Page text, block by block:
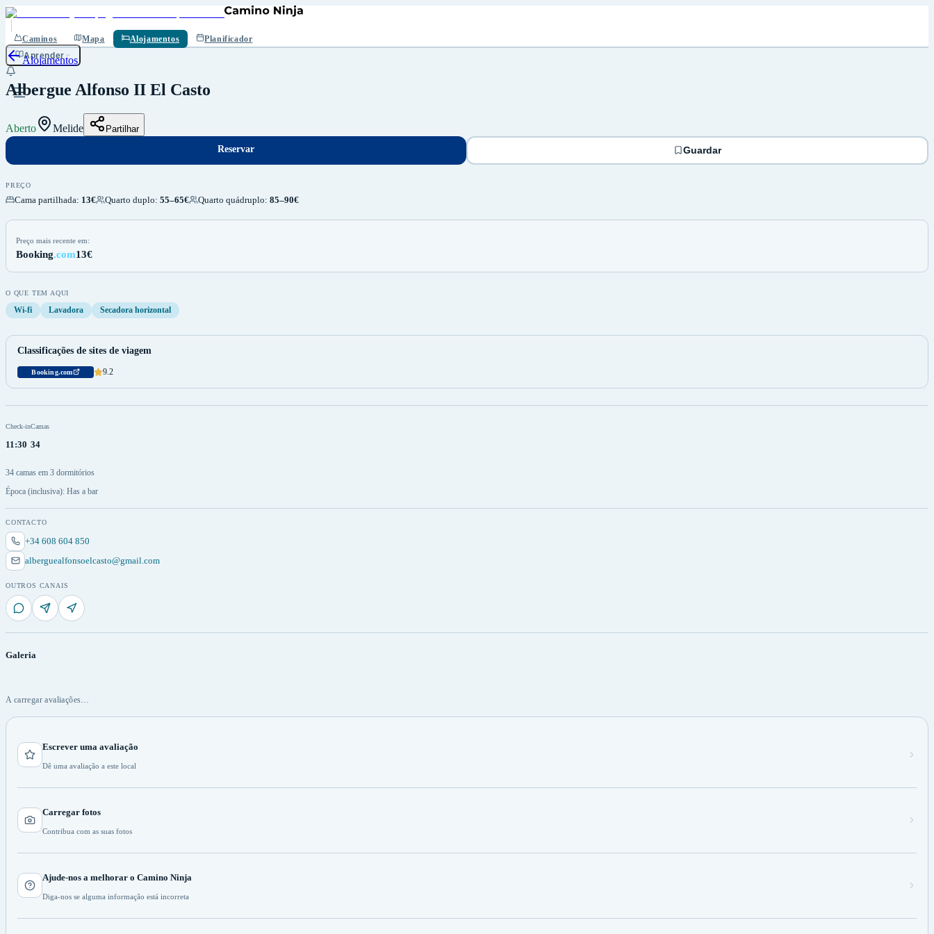
Caminos Mapa Alojamentos
Planificador
Aprender
Alojamentos
Albergue Alfonso II El Casto
Aberto Melide Partilhar
Reservar Guardar
Reservar Guardar
PREÇO
Cama partilhada: 13€ Quarto duplo: 55–65€ Quarto quádruplo: 85–90€
Preço mais recente em:
Booking.com13€
O QUE TEM AQUI
Wi-fi Lavadora Secadora horizontal
Classificações de sites de viagem
Booking.com 9.2
Check-in
11:30
Camas
34
34 camas em 3 dormitórios
Época (inclusiva): Has a bar
CONTACTO
+34 608 604 850
alberguealfonsoelcasto@gmail.com
OUTROS CANAIS
Galeria
A carregar avaliações…
Escrever uma avaliação
Dê uma avaliação a este local
Carregar fotos
Contribua com as suas fotos
Ajude-nos a melhorar o Camino Ninja
Diga-nos se alguma informação está incorreta